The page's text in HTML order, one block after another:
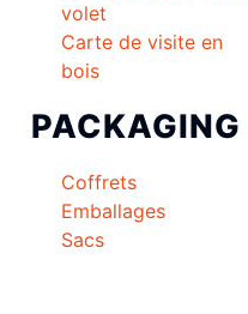
volet
Carte de visite en
bois
PACKAGING
Coffrets
Emballages
Sacs